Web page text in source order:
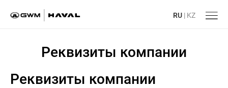
RU | KZ
Реквизиты компании
Реквизиты компании